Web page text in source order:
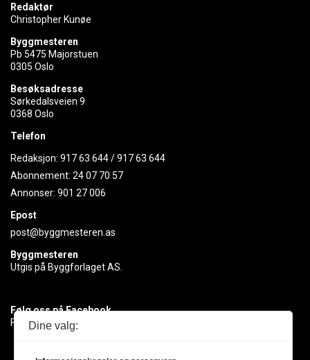
Redaktør
Christopher Kunøe
Byggmesteren
Pb 5475 Majorstuen
0305 Oslo
Besøksadresse
Sørkedalsveien 9
0368 Oslo
Telefon
Redaksjon: 917 63 644/917 63 644
Abonnement: 24 07 70 57
Annonser: 901 27 006
Epost
post@byggmesteren.as
Byggmesteren
Utgis på Byggforlaget AS.
Følg oss på Facebook
Få med deg det siste innen byggebransjen
Dine valg: